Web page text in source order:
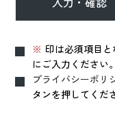
※ 印は必須項目
にご入力ください。
プライバシーポリ
タンを押してくだ